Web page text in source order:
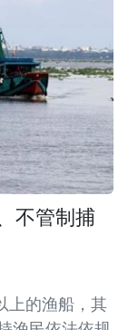
不管制捕
上的渔船，其